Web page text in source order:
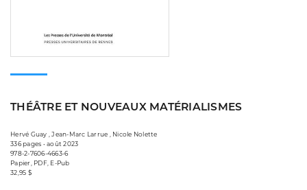
THÉÂTRE ET NOUVEAUX MATÉRIALISMES
Hervé Guay , Jean-Marc Larrue , Nicole Nolette
336 pages • août 2023
978-2-7606-4663-6
Papier, PDF, E-Pub
32,95 $